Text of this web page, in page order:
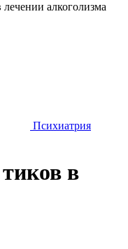
алкоголизма
Психиатрия
в